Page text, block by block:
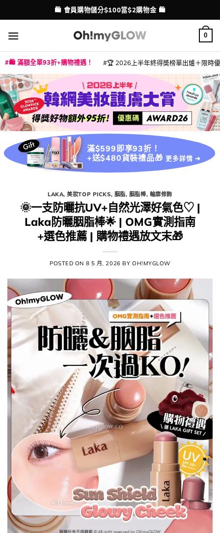
to
content
配送港澳
💳 支援消費券、FPS、八達通、PAYME、信用卡付款
0
🛍️ 滿額全單93折+購物禮遇！ 🏆 2026上半年終得奬榜單出爐＋限時
滿$599即享93折！
+送$480貨裝禮品🎁 更多詳情 ➜
LAKA,美妝TOP PICKS, 胭脂, 胭脂棒, 輪廓修飾
🌞一支防曬抗UV+自然光澤好氣色♡ |
Laka防曬胭脂棒🌟 | OMG實測指南
+選色推薦 | 購物禮遇放文末🎁​​
POSTED ON 8 5 月, 2026 BY OH!MYGLOW